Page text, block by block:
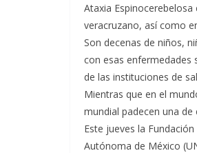
Ataxia
veracruzano, así como
Son decenas de niños,
con esas enfermedades
de las instituciones de
Mientras que en el
mundial padecen una de
Este jueves la
Autónoma de México